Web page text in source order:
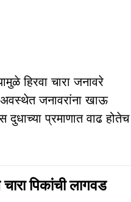
हिरवा चारा जनावरे
अवस्थेत जनावरांना खाऊ
दुधाच्या प्रमाणात वाढ होतेच
पिकांची लागवड